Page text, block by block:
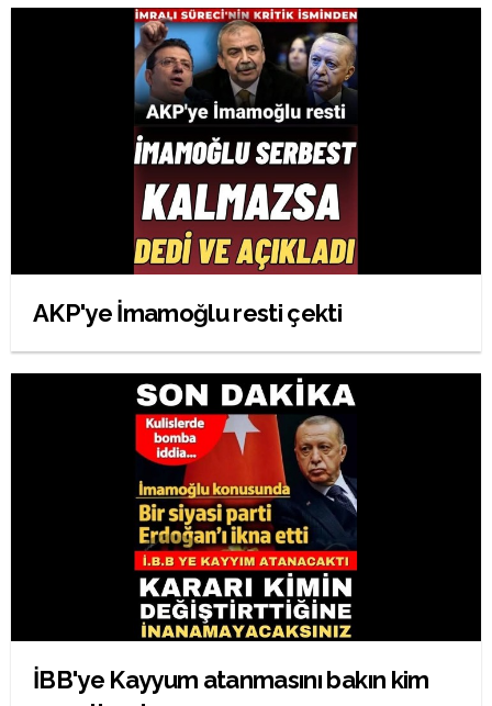
AKP'ye İmamoğlu resti çekti
İBB'ye Kayyum atanmasını bakın kim